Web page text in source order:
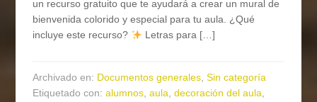
un recurso gratuito que te ayudará a crear un mural de
bienvenida colorido y especial para tu aula. ¿Qué
incluye este recurso?
Letras para […]
Archivado en: Documentos generales,Sin categoría
Etiquetado con:alumnos,aula,decoración del aula,